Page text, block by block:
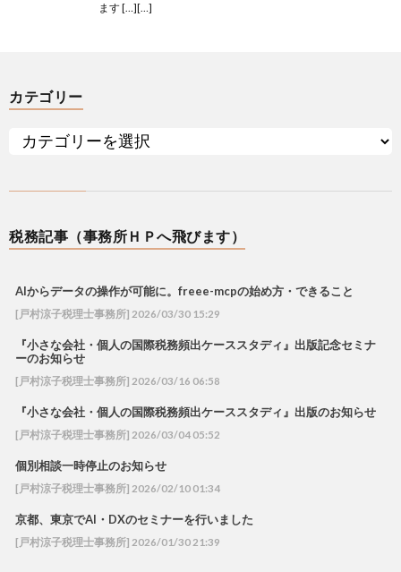
ます […][…]
カテゴリー
税務記事（事務所ＨＰへ飛びます）
AIからデータの操作が可能に。freee-mcpの始め方・できること
[戸村涼子税理士事務所] 2026/03/30 15:29
『小さな会社・個人の国際税務頻出ケーススタディ』出版記念セミナ
ーのお知らせ
[戸村涼子税理士事務所] 2026/03/16 06:58
『小さな会社・個人の国際税務頻出ケーススタディ』出版のお知らせ
[戸村涼子税理士事務所] 2026/03/04 05:52
個別相談一時停止のお知らせ
[戸村涼子税理士事務所] 2026/02/10 01:34
京都、東京でAI・DXのセミナーを行いました
[戸村涼子税理士事務所] 2026/01/30 21:39